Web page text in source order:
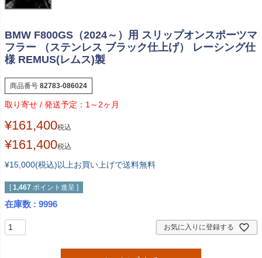
BMW F800GS（2024～）用 スリップオンスポーツマ
フラー （ステンレス ブラック仕上げ） レーシング仕
様 REMUS(レムス)製
商品番号 82783-086024
1～2ヶ月
¥161,400税込
¥161,400税込
¥15,000(税込)以上お買い上げで送料無料
[ 1,467 ポイント進呈 ]
在庫数 9996
お気に入りに登録する